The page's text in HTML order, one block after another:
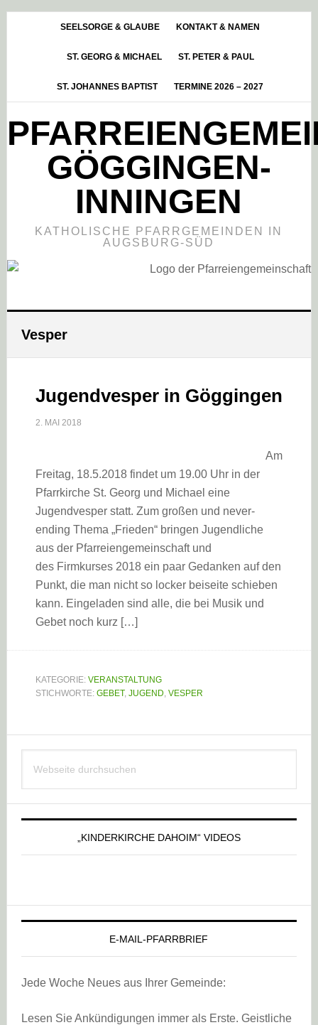
HauptsidebarSEELSORGE & GLAUBE KONTAKT & NAMEN
ST. GEORG & MICHAEL ST. PETER & PAUL
ST. JOHANNES BAPTIST TERMINE 2026 – 2027
GÖGGINGEN-
INNINGEN
KATHOLISCHE PFARRGEMEINDEN IN
AUGSBURG-SÜD
Vesper
Jugendvesper in Göggingen
2. MAI 2018
Am
Freitag, 18.5.2018 findet um 19.00 Uhr in der
Pfarrkirche St. Georg und Michael eine
Jugendvesper statt. Zum großen und never-
ending Thema „Frieden“ bringen Jugendliche
aus der Pfarreiengemeinschaft und
des Firmkurses 2018 ein paar Gedanken auf den
Punkt, die man nicht so locker beiseite schieben
kann. Eingeladen sind alle, die bei Musik und
Gebet noch kurz […]
KATEGORIE: VERANSTALTUNG
STICHWORTE: GEBET, JUGEND, VESPER
Haupt-
Sidebar
durchsuchen
„KINDERKIRCHE DAHOIM“ VIDEOS
E-MAIL-PFARRBRIEF
Jede Woche Neues aus Ihrer Gemeinde:
Lesen Sie Ankündigungen immer als Erste. Geistliche